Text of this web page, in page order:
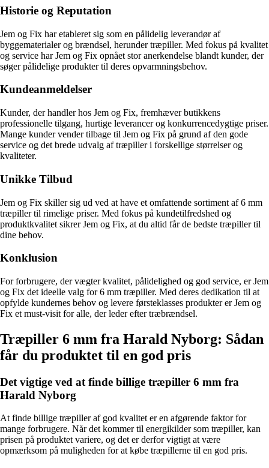
Historie og Reputation
Jem og Fix har etableret sig som en pålidelig leverandør af
byggematerialer og brændsel, herunder træpiller. Med fokus på kvalitet
og service har Jem og Fix opnået stor anerkendelse blandt kunder, der
søger pålidelige produkter til deres opvarmningsbehov.
Kundeanmeldelser
Kunder, der handler hos Jem og Fix, fremhæver butikkens
professionelle tilgang, hurtige leverancer og konkurrencedygtige priser.
Mange kunder vender tilbage til Jem og Fix på grund af den gode
service og det brede udvalg af træpiller i forskellige størrelser og
kvaliteter.
Unikke Tilbud
Jem og Fix skiller sig ud ved at have et omfattende sortiment af 6 mm
træpiller til rimelige priser. Med fokus på kundetilfredshed og
produktkvalitet sikrer Jem og Fix, at du altid får de bedste træpiller til
dine behov.
Konklusion
For forbrugere, der vægter kvalitet, pålidelighed og god service, er Jem
og Fix det ideelle valg for 6 mm træpiller. Med deres dedikation til at
opfylde kundernes behov og levere førsteklasses produkter er Jem og
Fix et must-visit for alle, der leder efter træbrændsel.
Træpiller 6 mm fra Harald Nyborg: Sådan
får du produktet til en god pris
Det vigtige ved at finde billige træpiller 6 mm fra
Harald Nyborg
At finde billige træpiller af god kvalitet er en afgørende faktor for
mange forbrugere. Når det kommer til energikilder som træpiller, kan
prisen på produktet variere, og det er derfor vigtigt at være
opmærksom på muligheden for at købe træpillerne til en god pris.